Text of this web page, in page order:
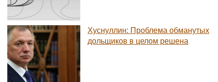
Хуснуллин: Проблема обманутых
дольщиков в целом решена